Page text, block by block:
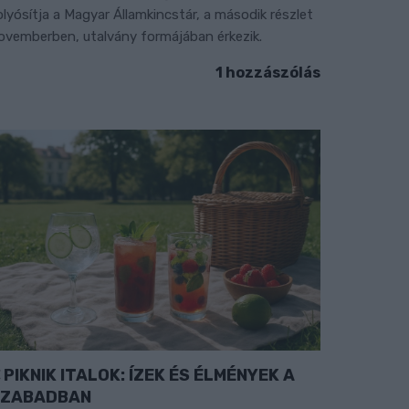
a Magyar Államkincstár, a második részlet
utalvány formájában érkezik.
1 hozzászólás
PIKNIK ITALOK: ÍZEK ÉS ÉLMÉNYEK A